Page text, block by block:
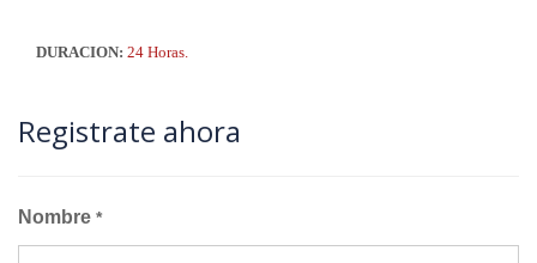
DURACION: 24 Horas.
Registrate ahora
Nombre *